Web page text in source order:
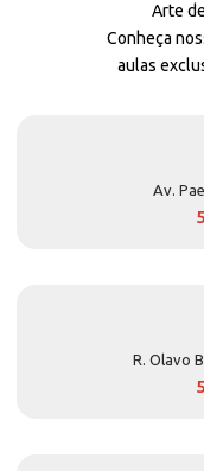
Arte
Conheça
aulas
Av.
R. Olavo